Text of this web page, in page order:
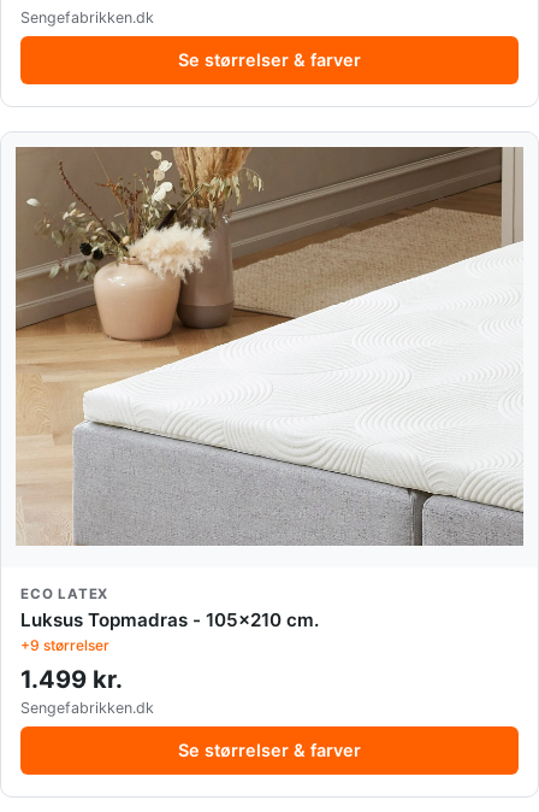
Sengefabrikken.dk
Se størrelser & farver
ECO LATEX
Luksus Topmadras - 105x210 cm.
+9 størrelser
1.499 kr.
Sengefabrikken.dk
Se størrelser & farver